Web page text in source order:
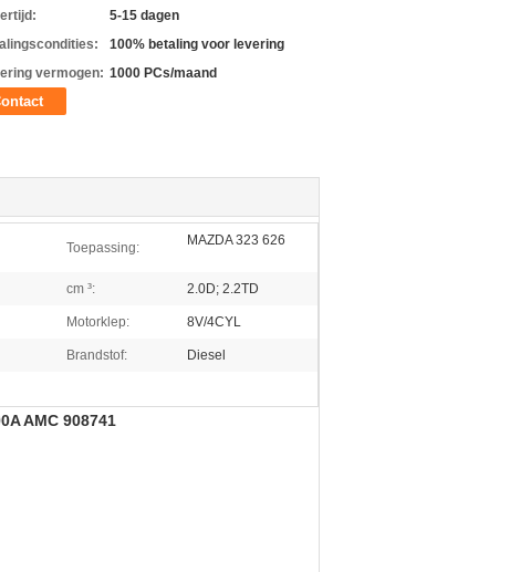
5-15 dagen
100% betaling voor levering
vermogen: 1000 PCs/maand
Toepassing: MAZDA 323 626
cm ³: 2.0D; 2.2TD
Motorklep: 8V/4CYL
Brandstof: Diesel
AMC 908741